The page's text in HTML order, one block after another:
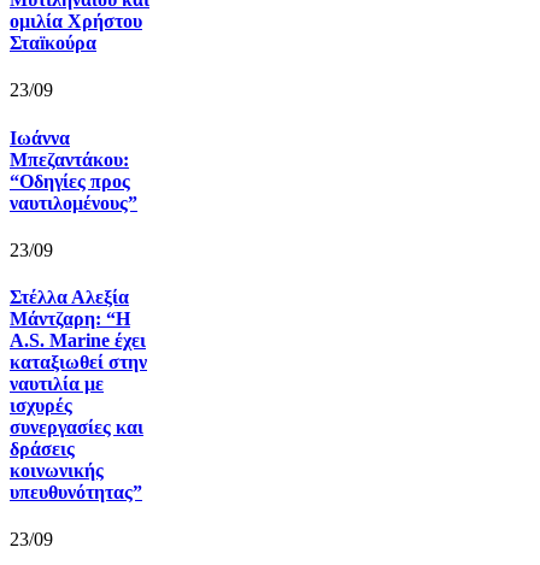
ομιλία Χρήστου
Σταïκούρα
23/09
Ιωάννα
Μπεζαντάκου:
“Οδηγίες προς
ναυτιλομένους”
23/09
Στέλλα Αλεξία
Μάντζαρη: “Η
A.S. Marine έχει
καταξιωθεί στην
ναυτιλία με
ισχυρές
συνεργασίες και
δράσεις
κοινωνικής
υπευθυνότητας”
23/09